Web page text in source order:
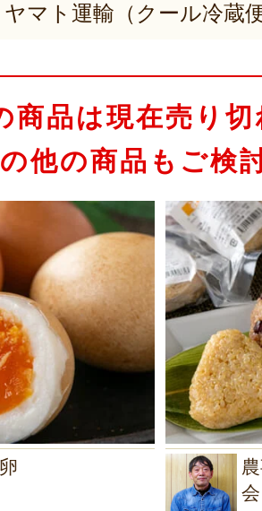
ヤマト運輸（クール冷蔵
商品は現在売り
他の商品もご検
会